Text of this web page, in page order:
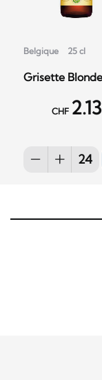
Belgique 25 cl
Grisette
CHF 2.13